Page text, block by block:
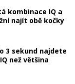
kombinace IQ a
najít obě kočky
3 sekund najdete
než většina